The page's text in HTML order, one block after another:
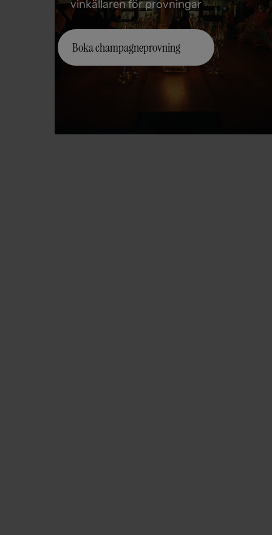
vinkällaren för provningar
Boka champagneprovning